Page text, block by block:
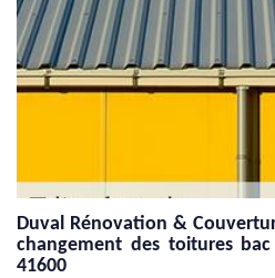
Duval Rénovation &
changement des toitures
41600